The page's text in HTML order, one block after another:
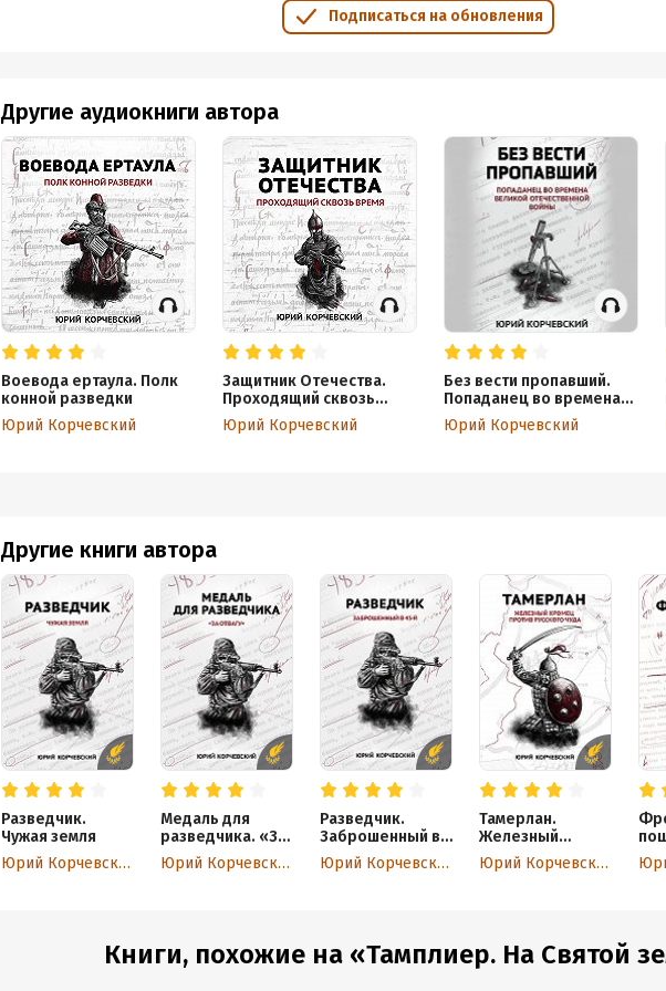
Подписаться на обновления
Другие книги автора
Разведчик.
Чужая земля
Юрий Корчевский
Медаль для
разведчика. «За
отвагу»
Юрий Корчевский
Разведчик.
Заброшенный в
43-й
Юрий Корчевский
Тамерлан.
Железный
Хромец против
русского чуда Юрий Корчевский
Другие аудиокниги автора
Воевода ертаула. Полк
конной разведки
Юрий Корчевский
Защитник Отечества.
Проходящий сквозь
время
Юрий Корчевский
Без вести пропавший.
Попаданец во времена
Великой Отечественной
войны
Юрий Корчевский
Книги, похожие на «Тамплиер. На Святой